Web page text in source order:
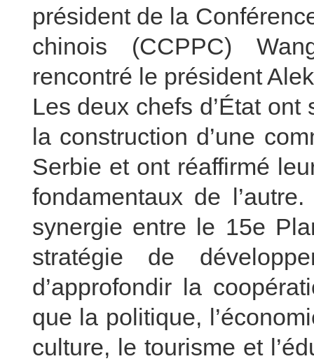
président de la
chinois (CCPPC)
rencontré le président
Les deux chefs d’État
la construction d’une
Serbie et ont réaffirmé
fondamentaux de
synergie entre le 15e
stratégie de
d’approfondir la
que la politique,
culture, le tourisme et